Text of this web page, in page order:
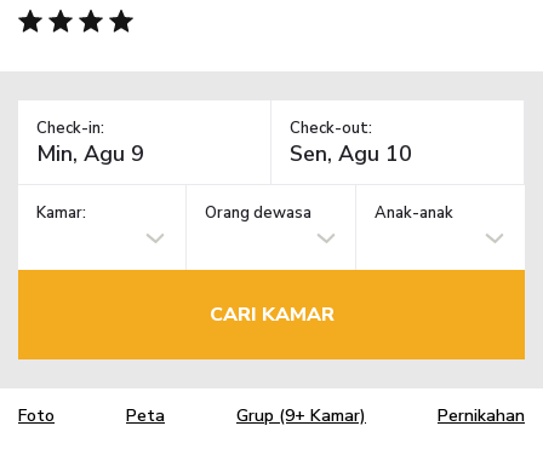
Check-in: Check-out:
Kamar: Orang dewasa Anak-anak
CARI KAMAR
Foto Peta Grup (9+ Kamar) Pernikahan